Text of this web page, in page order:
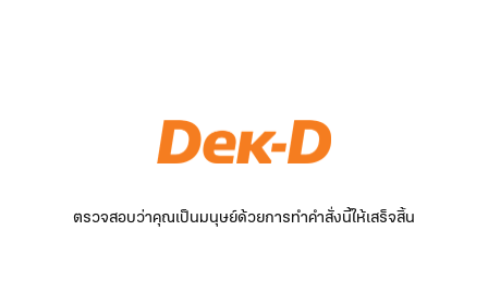
ตรวจสอบว่าคุณเป็นมนุษย์ด้วยการทำคำสั่งนี้ให้เสร็จสิ้น